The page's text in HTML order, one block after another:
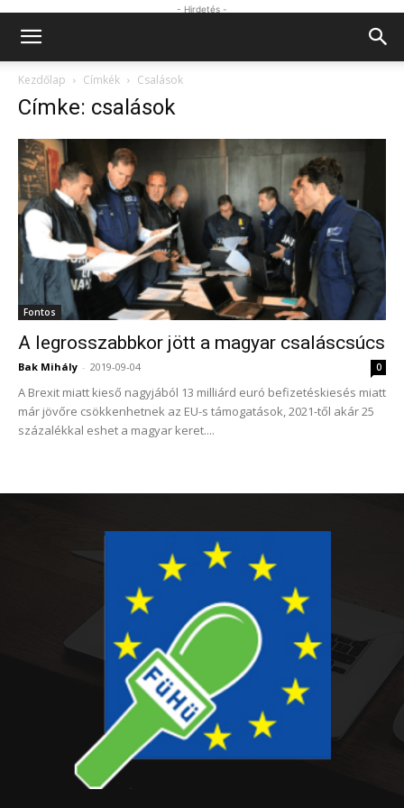
- Hirdetés -
Kezdőlap Címkék Csalások
Címke: csalások
Fontos
A legrosszabbkor jött a magyar csaláscsúcs
Bak Mihály - 2019-09-04 0
A Brexit miatt kieső nagyjából 13 milliárd euró befizetéskiesés miatt
már jövőre csökkenhetnek az EU-s támogatások, 2021-től akár 25
százalékkal eshet a magyar keret....